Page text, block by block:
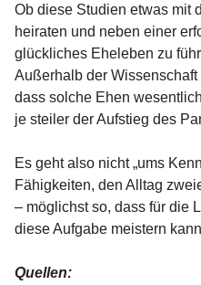
Ob diese Studien etwas mit
heiraten und neben einer
glückliches Eheleben zu
Außerhalb der
dass solche Ehen
je steiler der Aufstieg des
Es geht also nicht „ums
Fähigkeiten, den Alltag
– möglichst so, dass für die
diese Aufgabe meistern
Quellen: